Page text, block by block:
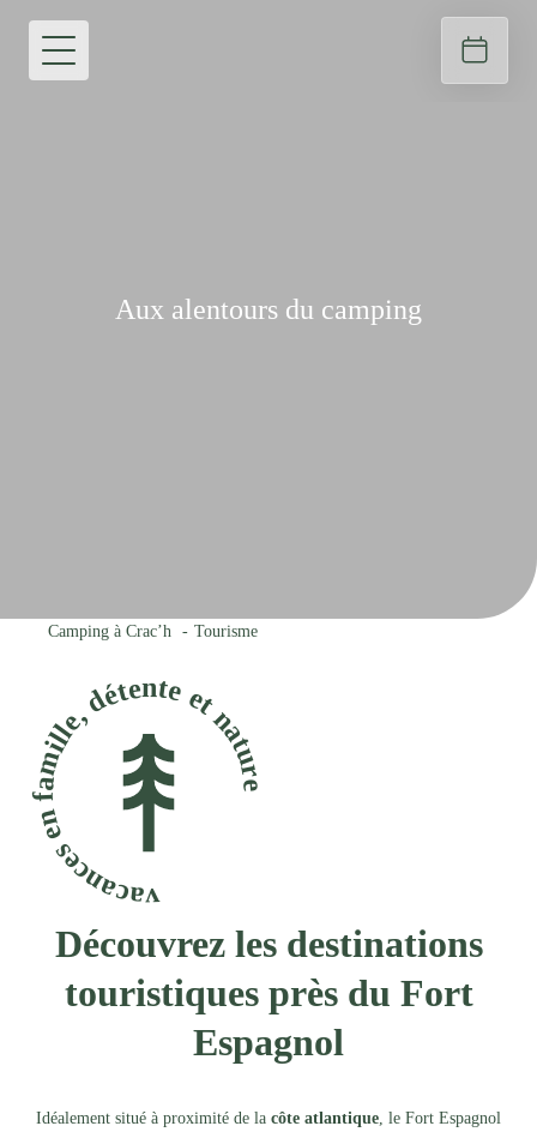
Aux alentours du camping
Camping à Crac’h Tourisme
vacances en famille, détente et nature
Découvrez les destinations
touristiques près du Fort
Espagnol
Idéalement situé à proximité de la côte atlantique , le Fort Espagnol